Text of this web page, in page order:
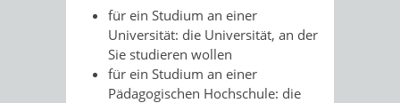
für ein Studium an einer
Universität: die Universität, an der
Sie studieren wollen
für ein Studium an einer
Pädagogischen Hochschule: die